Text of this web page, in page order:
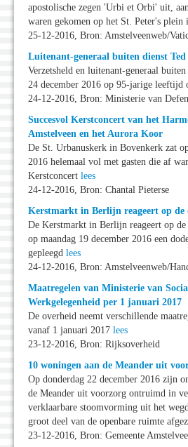
apostolische zegen 'Urbi et Orbi' uit,
waren gekomen op het St. Peter's plein
25-12-2016, Bron: Amstelveenweb/
Luitenant-generaal buiten dienst Ted
Verzetsheld en luitenant-generaal
24 december 2016 op 95-jarige leeftijd
24-12-2016, Bron: Ministerie van
Succesvol Kerstconcert van het
Amstelveen en het Aurora Koor
De St. Urbanuskerk in Bovenkerk zat
2016 helemaal vol met gasten die af
Kerstconcert lees
24-12-2016, Bron: Chantal Pieterse
Kerstmarkt in Berlijn reageert op de
De Kerstmarkt in Berlijn reageert op
op maandag 19 december 2016 een
gepleegd lees
24-12-2016, Bron: Amstelveenweb/
Maatregelen van Ministerie van
Werkgelegenheid per 1 januari 2017
De overheid neemt verschillende
vanaf 1 januari 2017 lees
23-12-2016, Bron: Rijksoverheid
10 woningen aan de Meander uit
Op donderdag 22 december 2016 zijn
de Meander uit voorzorg ontruimd in
verklaarbare stoomvorming uit het
groot deel van de openbare ruimte
23-12-2016, Bron: Gemeente